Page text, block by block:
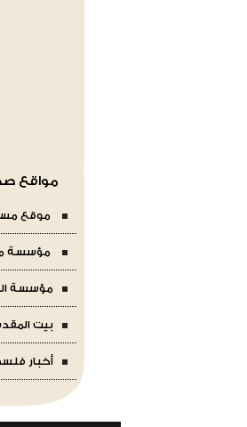
مواقع
موقع
مؤسسة
مؤسسة
بيت
أخبار فلسطين 48